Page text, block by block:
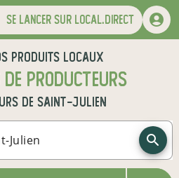
se lancer sur local.direct
produits locaux
producteurs
deSaint-Julien